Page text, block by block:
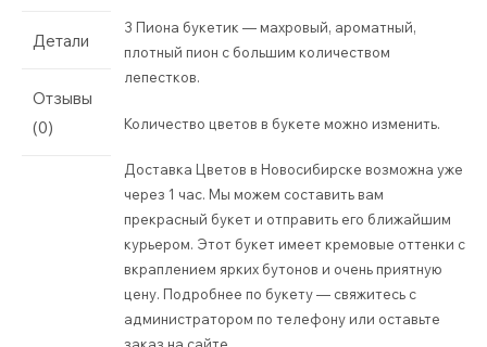
Детали
Отзывы
(0)
3 Пиона букетик — махровый, ароматный,
плотный пион с большим количеством
лепестков.
Количество цветов в букете можно изменить.
Доставка Цветов в Новосибирске возможна уже
через 1 час. Мы можем составить вам
прекрасный букет и отправить его ближайшим
курьером. Этот букет имеет кремовые оттенки с
вкраплением ярких бутонов и очень приятную
цену. Подробнее по букету — свяжитесь с
администратором по телефону или оставьте